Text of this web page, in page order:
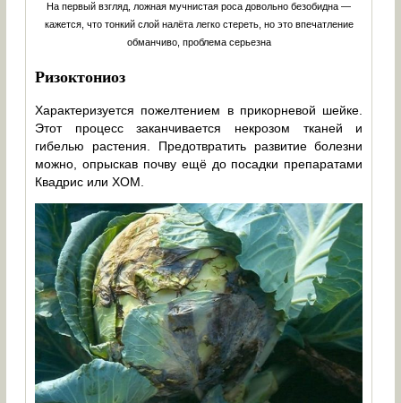
На первый взгляд, ложная мучнистая роса довольно безобидна —
кажется, что тонкий слой налёта легко стереть, но это впечатление
обманчиво, проблема серьезна
Ризоктониоз
Характеризуется пожелтением в прикорневой шейке.
Этот процесс заканчивается некрозом тканей и
гибелью растения. Предотвратить развитие болезни
можно, опрыскав почву ещё до посадки препаратами
Квадрис или ХОМ.